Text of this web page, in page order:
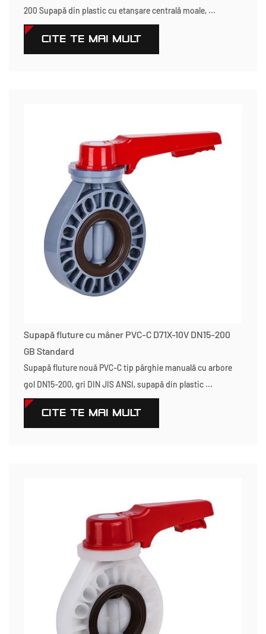
200 Supapă din plastic cu etanșare centrală moale, ...
CITEŞTE MAI MULT
Supapă fluture cu mâner PVC-C D71X-10V DN15-200
GB Standard
Supapă fluture nouă PVC-C tip pârghie manuală cu arbore
gol DN15-200, gri DIN JIS ANSI, supapă din plastic ...
CITEŞTE MAI MULT